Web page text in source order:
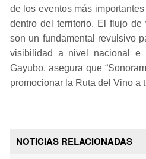
de los eventos más
dentro del territorio. El flujo de
son un fundamental revulsivo
visibilidad a nivel nacional e
Gayubo, asegura que
promocionar la Ruta del Vino a
NOTICIAS RELACIONADAS